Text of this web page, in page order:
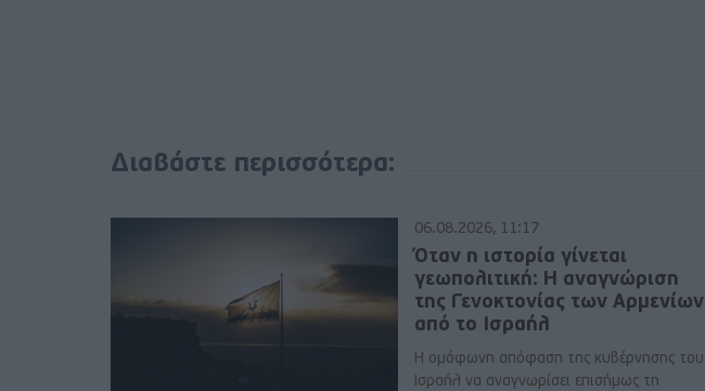
Διαβάστε περισσότερα:
06.08.2026, 11:17
Όταν η ιστορία γίνεται
γεωπολιτική: Η αναγνώριση
της Γενοκτονίας των Αρμενίων
από το Ισραήλ
Η ομόφωνη απόφαση της κυβέρνησης του
Ισραήλ να αναγνωρίσει επισήμως τη